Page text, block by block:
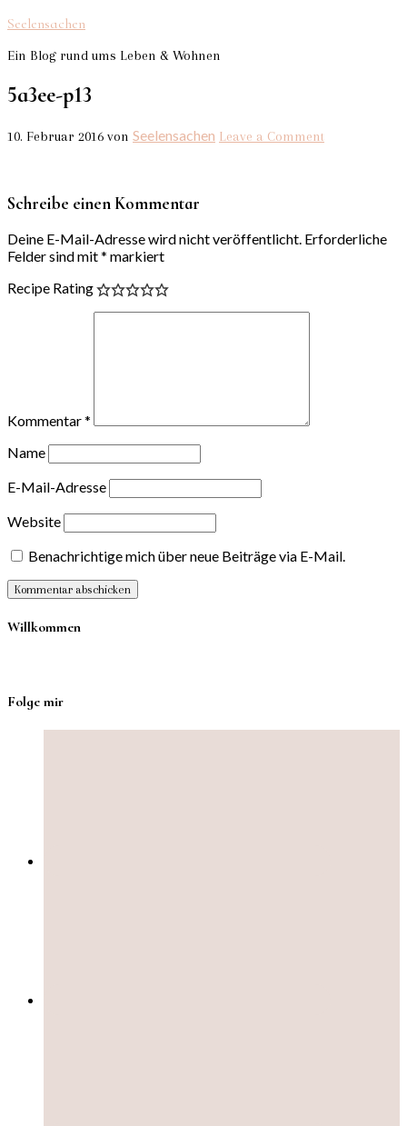
Seelensachen
Ein Blog rund ums Leben & Wohnen
5a3ee-p13
10. Februar 2016 von Seelensachen Leave a Comment
Schreibe einen Kommentar
Deine E-Mail-Adresse wird nicht veröffentlicht. Erforderliche
Felder sind mit* markiert
Recipe Rating
Kommentar*
Name
E-Mail-Adresse
Website
Benachrichtige mich über neue Beiträge via E-Mail.
Willkommen
Folge mir